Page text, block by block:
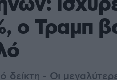
ο Τραμπ
δείκτη - Οι